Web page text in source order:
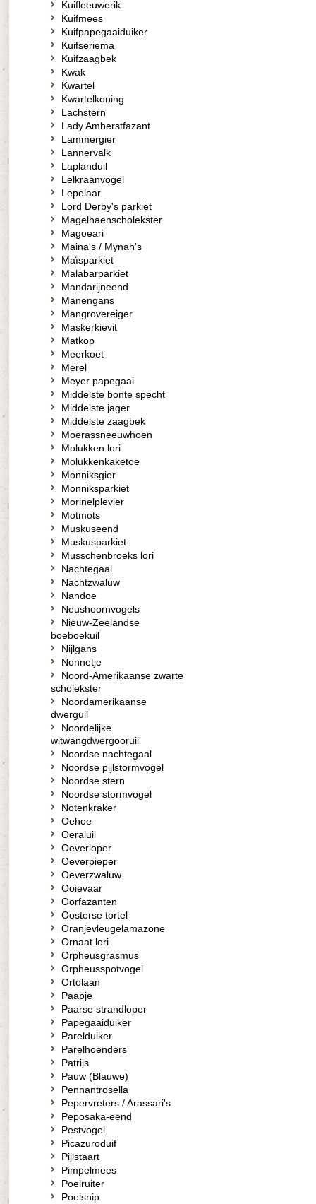
Kuifleeuwerik
Kuifmees
Kuifpapegaaiduiker
Kuifseriema
Kuifzaagbek
Kwak
Kwartel
Kwartelkoning
Lachstern
Lady Amherstfazant
Lammergier
Lannervalk
Laplanduil
Lelkraanvogel
Lepelaar
Lord Derby's parkiet
Magelhaenscholekster
Magoeari
Maina's / Mynah's
Maïsparkiet
Malabarparkiet
Mandarijneend
Manengans
Mangrovereiger
Maskerkievit
Matkop
Meerkoet
Merel
Meyer papegaai
Middelste bonte specht
Middelste jager
Middelste zaagbek
Moerassneeuwhoen
Molukken lori
Molukkenkaketoe
Monniksgier
Monniksparkiet
Morinelplevier
Motmots
Muskuseend
Muskusparkiet
Musschenbroeks lori
Nachtegaal
Nachtzwaluw
Nandoe
Neushoornvogels
Nieuw-Zeelandse
boeboekuil
Nijlgans
Nonnetje
Noord-Amerikaanse zwarte
scholekster
Noordamerikaanse
dwerguil
Noordelijke
witwangdwergooruil
Noordse nachtegaal
Noordse pijlstormvogel
Noordse stern
Noordse stormvogel
Notenkraker
Oehoe
Oeraluil
Oeverloper
Oeverpieper
Oeverzwaluw
Ooievaar
Oorfazanten
Oosterse tortel
Oranjevleugelamazone
Ornaat lori
Orpheusgrasmus
Orpheusspotvogel
Ortolaan
Paapje
Paarse strandloper
Papegaaiduiker
Parelduiker
Parelhoenders
Patrijs
Pauw (Blauwe)
Pennantrosella
Pepervreters / Arassari's
Peposaka-eend
Pestvogel
Picazuroduif
Pijlstaart
Pimpelmees
Poelruiter
Poelsnip